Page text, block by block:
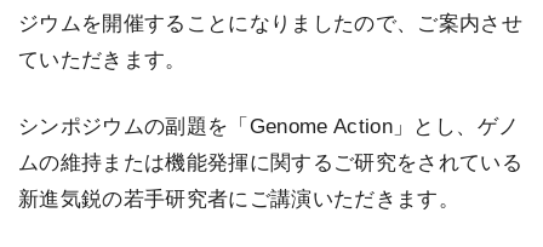
ジウムを開催することになりましたので、ご案内させ
ていただきます。
シンポジウムの副題を「Genome Action」とし、ゲノ
ムの維持または機能発揮に関するご研究をされている
新進気鋭の若手研究者にご講演いただきます。